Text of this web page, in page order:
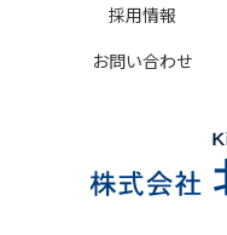
採用情報
お問い合わせ